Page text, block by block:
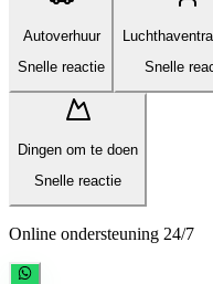
Autoverhuur
Snelle reactie
Snelle
Dingen om te doen
Snelle reactie
Online ondersteuning 24/7